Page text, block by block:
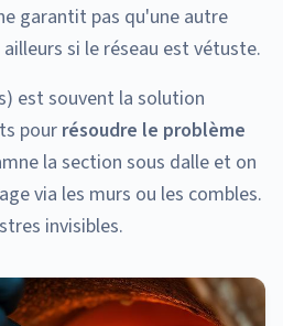
garantit pas qu'une autre
si le réseau est vétuste.
est souvent la solution
pour résoudre le problème
la section sous dalle et on
via les murs ou les combles.
invisibles.